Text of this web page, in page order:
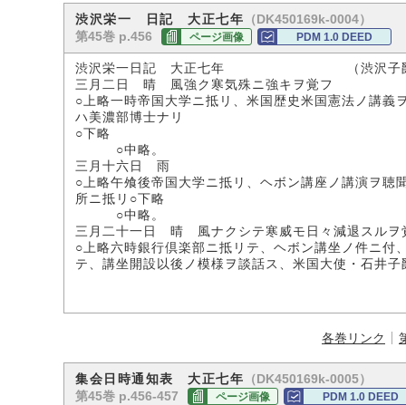
渋沢栄一 日記 大正七年 （DK450169k-0004）
第45巻 p.456
ページ画像 PDM 1.0 DEED
渋沢栄一日記 大正七年 （渋沢子爵
三月二日 晴 風強ク寒気殊ニ強キヲ覚フ
○上略一時帝国大学ニ抵リ、米国歴史米国憲法ノ講
ハ美濃部博士ナリ
○下略
○中略。
三月十六日 雨
○上略午飧後帝国大学ニ抵リ、ヘボン講座ノ講演ヲ
所ニ抵リ○下略
○中略。
三月二十一日 晴 風ナクシテ寒威モ日々減退スルヲ
○上略六時銀行倶楽部ニ抵リテ、ヘボン講坐ノ件ニ
テ、講坐開設以後ノ模様ヲ談話ス、米国大使・石井
各巻リンク
集会日時通知表 大正七年 （DK450169k-0005）
第45巻 p.456-457
ページ画像 PDM 1.0 DEED